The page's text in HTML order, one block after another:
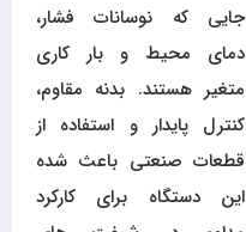
جایی که نوسانات فشار،
دمای محیط و بار کاری
متغیر هستند. بدنه مقاوم،
کنترل پایدار و استفاده از
قطعات صنعتی باعث شده
این دستگاه برای کارکرد